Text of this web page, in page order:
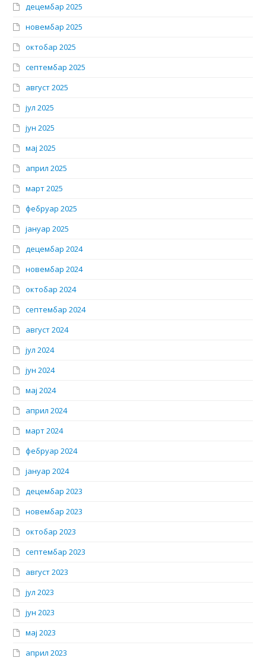
децембар 2025
новембар 2025
октобар 2025
септембар 2025
август 2025
јул 2025
јун 2025
мај 2025
април 2025
март 2025
фебруар 2025
јануар 2025
децембар 2024
новембар 2024
октобар 2024
септембар 2024
август 2024
јул 2024
јун 2024
мај 2024
април 2024
март 2024
фебруар 2024
јануар 2024
децембар 2023
новембар 2023
октобар 2023
септембар 2023
август 2023
јул 2023
јун 2023
мај 2023
април 2023